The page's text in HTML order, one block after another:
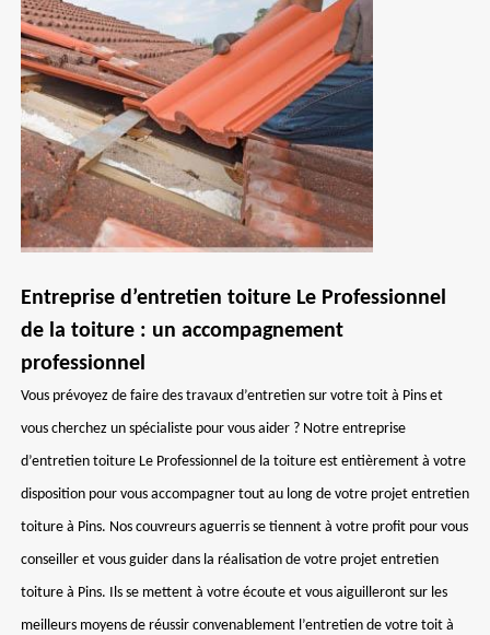
Entreprise d’entretien toiture Le Professionnel
de la toiture : un accompagnement
professionnel
Vous prévoyez de faire des travaux d’entretien sur votre toit à Pins et
vous cherchez un spécialiste pour vous aider ? Notre entreprise
d’entretien toiture Le Professionnel de la toiture est entièrement à votre
disposition pour vous accompagner tout au long de votre projet entretien
toiture à Pins. Nos couvreurs aguerris se tiennent à votre profit pour vous
conseiller et vous guider dans la réalisation de votre projet entretien
toiture à Pins. Ils se mettent à votre écoute et vous aiguilleront sur les
meilleurs moyens de réussir convenablement l’entretien de votre toit à